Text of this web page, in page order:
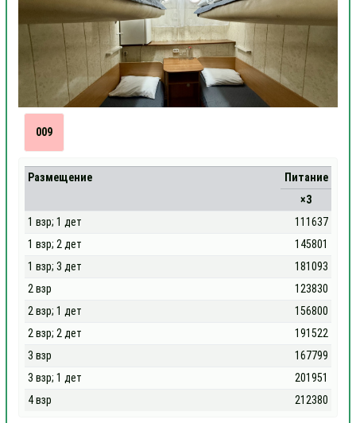
009
Размещение
Питание
×3
1 взр; 1 дет
111637
1 взр; 2 дет
145801
1 взр; 3 дет
181093
2 взр
123830
2 взр; 1 дет
156800
2 взр; 2 дет
191522
3 взр
167799
3 взр; 1 дет
201951
4 взр
212380